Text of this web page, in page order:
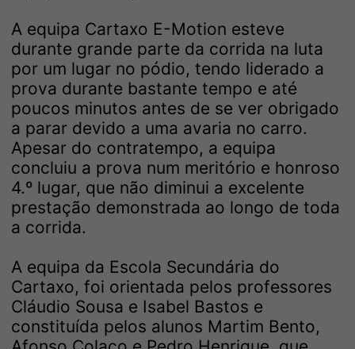
A equipa Cartaxo E-Motion esteve
durante grande parte da corrida na luta
por um lugar no pódio, tendo liderado a
prova durante bastante tempo e até
poucos minutos antes de se ver obrigado
a parar devido a uma avaria no carro.
Apesar do contratempo, a equipa
concluiu a prova num meritório e honroso
4.º lugar, que não diminui a excelente
prestação demonstrada ao longo de toda
a corrida.
A equipa da Escola Secundária do
Cartaxo, foi orientada pelos professores
Cláudio Sousa e Isabel Bastos e
constituída pelos alunos Martim Bento,